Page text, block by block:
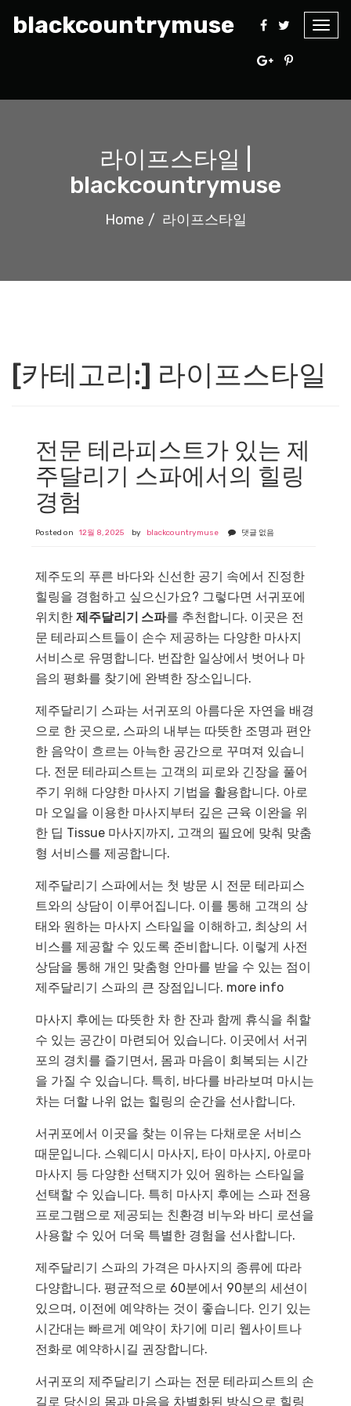
blackcountrymuse
라이프스타일 |
blackcountrymuse
Home 라이프스타일
[카테고리:] 라이프스타일
전문 테라피스트가 있는 제
주달리기 스파에서의 힐링
경험
Posted on 12월 8, 2025 by blackcountrymuse 댓글 없음
제주도의 푸른 바다와 신선한 공기 속에서 진정한
힐링을 경험하고 싶으신가요? 그렇다면 서귀포에
위치한 제주달리기 스파를 추천합니다. 이곳은 전
문 테라피스트들이 손수 제공하는 다양한 마사지
서비스로 유명합니다. 번잡한 일상에서 벗어나 마
음의 평화를 찾기에 완벽한 장소입니다.
제주달리기 스파는 서귀포의 아름다운 자연을 배경
으로 한 곳으로, 스파의 내부는 따뜻한 조명과 편안
한 음악이 흐르는 아늑한 공간으로 꾸며져 있습니
다. 전문 테라피스트는 고객의 피로와 긴장을 풀어
주기 위해 다양한 마사지 기법을 활용합니다. 아로
마 오일을 이용한 마사지부터 깊은 근육 이완을 위
한 딥 Tissue 마사지까지, 고객의 필요에 맞춰 맞춤
형 서비스를 제공합니다.
제주달리기 스파에서는 첫 방문 시 전문 테라피스
트와의 상담이 이루어집니다. 이를 통해 고객의 상
태와 원하는 마사지 스타일을 이해하고, 최상의 서
비스를 제공할 수 있도록 준비합니다. 이렇게 사전
상담을 통해 개인 맞춤형 안마를 받을 수 있는 점이
제주달리기 스파의 큰 장점입니다. more info
마사지 후에는 따뜻한 차 한 잔과 함께 휴식을 취할
수 있는 공간이 마련되어 있습니다. 이곳에서 서귀
포의 경치를 즐기면서, 몸과 마음이 회복되는 시간
을 가질 수 있습니다. 특히, 바다를 바라보며 마시는
차는 더할 나위 없는 힐링의 순간을 선사합니다.
서귀포에서 이곳을 찾는 이유는 다채로운 서비스
때문입니다. 스웨디시 마사지, 타이 마사지, 아로마
마사지 등 다양한 선택지가 있어 원하는 스타일을
선택할 수 있습니다. 특히 마사지 후에는 스파 전용
프로그램으로 제공되는 친환경 비누와 바디 로션을
사용할 수 있어 더욱 특별한 경험을 선사합니다.
제주달리기 스파의 가격은 마사지의 종류에 따라
다양합니다. 평균적으로 60분에서 90분의 세션이
있으며, 이전에 예약하는 것이 좋습니다. 인기 있는
시간대는 빠르게 예약이 차기에 미리 웹사이트나
전화로 예약하시길 권장합니다.
서귀포의 제주달리기 스파는 전문 테라피스트의 손
길로 당신의 몸과 마음을 차별화된 방식으로 힐링